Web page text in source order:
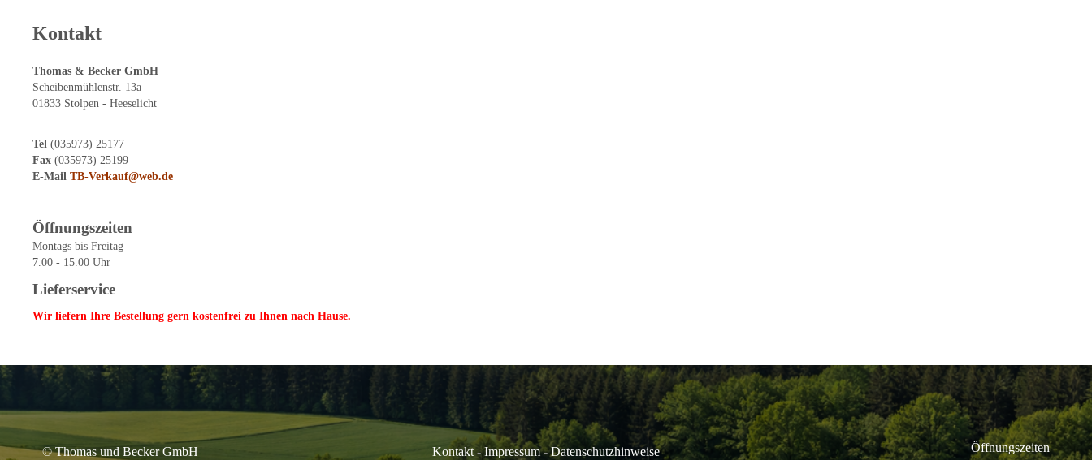
Kontakt
Thomas & Becker GmbH
Scheibenmühlenstr. 13a
01833 Stolpen - Heeselicht
Tel (035973) 25177
Fax (035973) 25199
E-Mail TB-Verkauf@web.de
Öffnungszeiten
Montags bis Freitag
7.00 - 15.00 Uhr
Lieferservice
Wir liefern Ihre Bestellung gern kostenfrei zu Ihnen nach Hause.
© Thomas und Becker GmbH Kontakt -Impressum-Datenschutzhinweise Öffnungszeiten